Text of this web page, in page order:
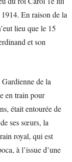
En raison de la
lieu que le 15
et son
de la
en train pour
était entourée de
ses sœurs, la
royal, qui est
à l’issue d’une